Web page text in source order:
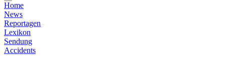
Home
News
Reportagen
Lexikon
Sendung
Accidents